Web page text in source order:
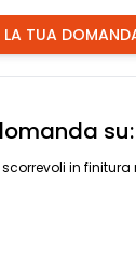
LA TUA
su:
in finitura